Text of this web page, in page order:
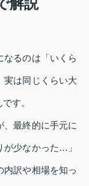
なるのは「いくら
実は同じくらい大
す。
、最終的に手元に
が少なかった…」
内訳や相場を知っ